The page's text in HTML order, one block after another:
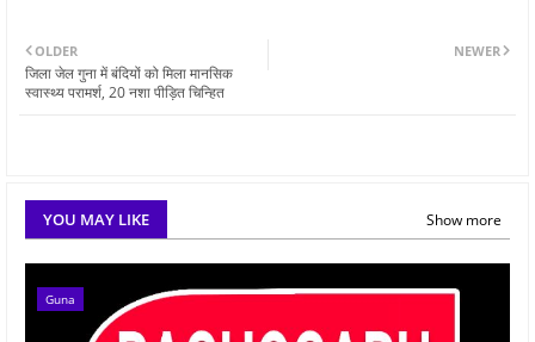
NEWER
OLDER
जिला जेल गुना में बंदियों को मिला मानसिक
स्वास्थ्य परामर्श, 20 नशा पीड़ित चिन्हित
YOU MAY LIKE Show more
Guna